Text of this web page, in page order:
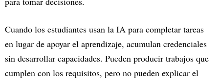
Cuando los estudiantes usan la IA para completar tareas
en lugar de apoyar el aprendizaje, acumulan credenciales
sin desarrollar capacidades. Pueden producir trabajos que
cumplen con los requisitos, pero no pueden explicar el